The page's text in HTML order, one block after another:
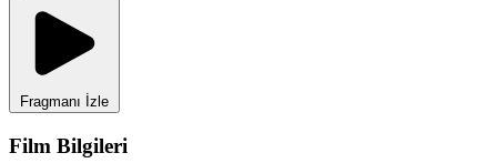
Fragmanı İzle
Film Bilgileri